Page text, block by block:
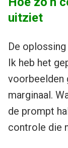
uitziet
De
Ik heb het
voorbeelden
marginaal.
de prompt
controle die